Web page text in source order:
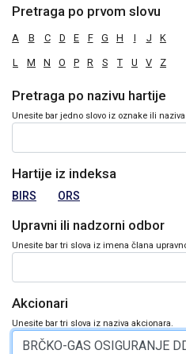
Pretraga po prvom slovu
A B C D E F G H I J K
L M N O P R S T U V Z
Pretraga po nazivu hartije
Unesite bar jedno slovo iz oznake ili naziva
Hartije iz indeksa
BIRS ORS
Upravni ili nadzorni odbor
Unesite bar tri slova iz imena člana
Akcionari
Unesite bar tri slova iz naziva akcionara.